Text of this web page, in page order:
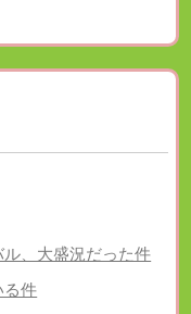
、大盛況だった件
る件